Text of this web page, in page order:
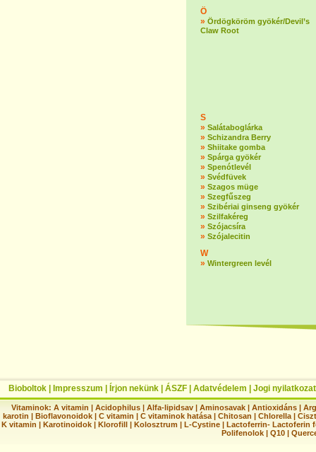
Ö
» Ördögköröm gyökér/Devil’s
Claw Root
S
» Salátaboglárka
» Schizandra Berry
» Shiitake gomba
» Spárga gyökér
» Spenótlevél
» Svédfüvek
» Szagos müge
» Szegfűszeg
» Szibériai ginseng gyökér
» Szilfakéreg
» Szójacsíra
» Szójalecitin
W
» Wintergreen levél
Bioboltok Impresszum Írjon nekünk ÁSZF Adatvédelem Jogi nyilatkozat
Vitaminok: A vitamin |Acidophilus |Alfa-lipidsav |Aminosavak |Antioxidáns |
karotin | Bioflavonoidok | C vitamin | C vitaminok hatása | Chitosan | Chlorella |
K vitamin | Karotinoidok | Klorofill | Kolosztrum | L-Cystine | Lactoferrin- Lactoferin
Polifenolok |Q10 |